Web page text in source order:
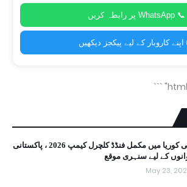
📞 WhatsApp پر رابطہ کریں
کاروبار کے لیے پیکجز دیکھیں
```
جنوبی کوریا میں مکمل فنڈڈ کلچرل کیمپ 2026 ، پاکستانی
کے لیے سنہری موقع
May 23,